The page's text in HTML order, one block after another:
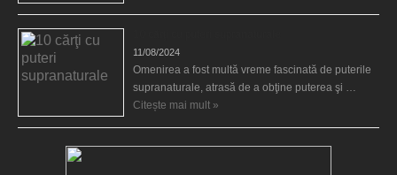
11/08/2024
Omenirea a fost multă vreme fascinată de puterile
supranaturale, atrasă de a obţine puterea şi …
Citește mai mult »